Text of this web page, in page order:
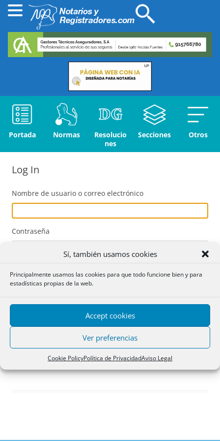
Sí, también usamos cookies
Principalmente usamos las cookies para que todo funcione bien y para
estadísticas propias de la web.
Accept cookies
Ver preferencias
Cookie PolicyPolítica de PrivacidadAviso Legal
Portada Normas
Resolucio
nes
Secciones Otros
Log In
Nombre de usuario o correo electrónico
Contraseña
Acceder
Registro
¿Has olvidado tu contraseña?